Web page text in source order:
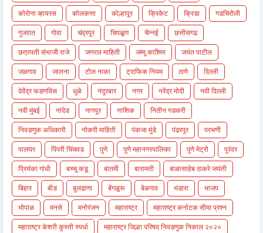
कोरोना व्हायरस
कोलकत्ता कोल्हापूर क्रिकेट क्रिडा
गडचिरोली
गुजरात
गोवा चंद्रपूर चिपळूण चैन्नई
छत्तीसगढ
छत्रपती संभाजी राजे
जनरल माहिती जम्मू काश्मिर
जयंत पाटील
जळगाव
जालना टोल नाका ट्राफिक नियम ठाणे
दिल्ली
देवेंद्र फडणविस
धुळे नंदुरबार नगर नरेंद्र मोदी
नवी दिल्ली
नवी मुंबई
नांदेड नागपूर नाशिक
नितीन गडकरी
निवडणुक अधिकारी
नोकरी माहिती पंकजा मुंडे पंढरपूर
परभणी
पालघर
पिंपरी चिंचवड पुणे पुणे महानगरपालिका पुणे मेट्रो
पुरंदर
प्रियंका गांधी
बच्चू कडू बातमी बारामती
बाळासाहेब ठाकरे जयंती
बिहार
बीड बुलढाणा बेंगळुरू बेळगाव भंडारा
भाजप
भोपाळ
मनसे मनोरंजन महाराष्ट्र
महाराष्ट्र कर्नाटक सीमा प्रश्न
महाराष्ट्र केशरी कुस्ती स्पर्धा
महाराष्ट्र जिल्हा परिषद निवडणुक निकाल २०२०